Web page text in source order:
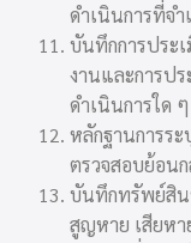
ดำเนินการที่จ
บันทึกการประ
งานและการป
ดำเนินการใด
หลักฐานการร
ตรวจสอบย้อน
บันทึกทรัพย์สิน
สูญหาย เสียหา